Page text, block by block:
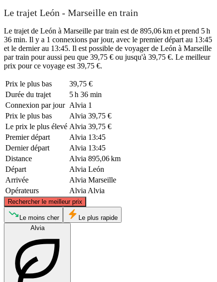
Le trajet León - Marseille en train
Le trajet de León à Marseille par train est de 895,06 km et prend 5 h
36 min. Il y a 1 connexions par jour, avec le premier départ au 13:45
et le dernier au 13:45. Il est possible de voyager de León à Marseille
par train pour aussi peu que 39,75 € ou jusqu'à 39,75 €. Le meilleur
prix pour ce voyage est 39,75 €.
Prix ​​le plus bas
39,75 €
Durée du trajet
5 h 36 min
Connexion par jour Alvia 1
Prix ​​le plus bas
Alvia 39,75 €
Le prix le plus élevé Alvia 39,75 €
Premier départ
Alvia 13:45
Dernier départ
Alvia 13:45
Distance
Alvia 895,06 km
Départ
Alvia León
Arrivée
Alvia Marseille
Opérateurs
Alvia Alvia
Rechercher le meilleur prix
León
Le moins cher
Le plus rapide
Alvia